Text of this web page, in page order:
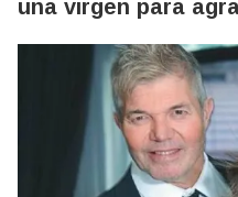
una virgen para